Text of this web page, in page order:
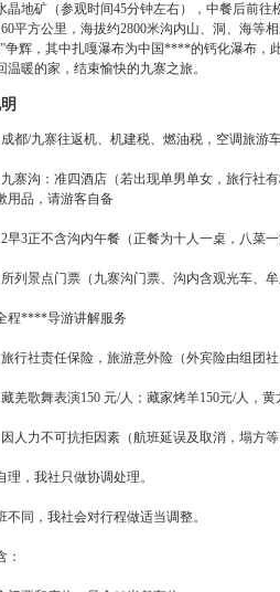
晶地矿（参观时间45分钟左右），中餐后前
平方公里，海拔约2800米沟内山、洞、海等
争辉，其中扎嘎瀑布为中国****的钙化瀑布，
温暖的家，结束愉快的九寨之旅。
都/九寨往返机、机建税、燃油税，空调旅游
寨沟：准四酒店（若出现单男单女，旅行社
用品，请游客自备
早3正不含沟内午餐（正餐为十人一桌，八菜一
列景点门票（九寨沟门票、沟内含观光车、牟
程****导游讲解服务
行社责任保险，旅游意外险（外宾险由组团
羌歌舞表演150 元/人；藏家烤羊150元/人，
人力不可抗拒因素（航班延误及取消，塌方
理，我社只做协调处理。
不同，我社会对行程做适当调整。
：